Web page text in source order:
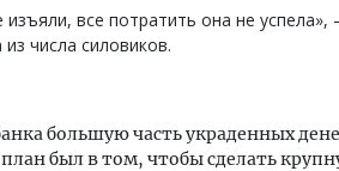
все потратить она не успела»,
числа силовиков.
большую часть украденных
был в том, чтобы сделать